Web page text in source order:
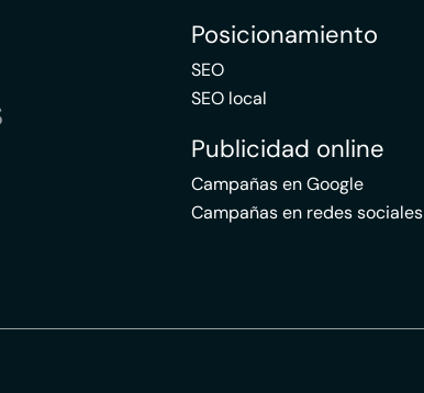
Posicionamiento
SEO
SEO local
Publicidad online
Campañas en Google
Campañas en redes sociales